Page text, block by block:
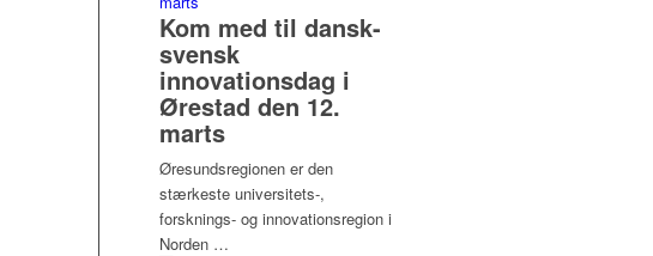
Kom med til dansk-
svensk
innovationsdag i
Ørestad den 12.
marts
Øresundsregionen er den
stærkeste universitets-,
forsknings- og innovationsregion i
Norden …